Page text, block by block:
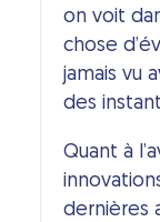
on voit
chose
jamais vu
des
Quant à
dernières